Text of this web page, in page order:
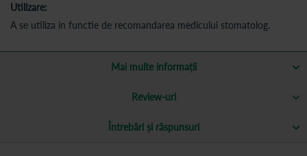
Utilizare:
A se utiliza in functie de recomandarea medicului stomatolog.
Mai multe informații
Review-uri
Întrebări și răspunsuri